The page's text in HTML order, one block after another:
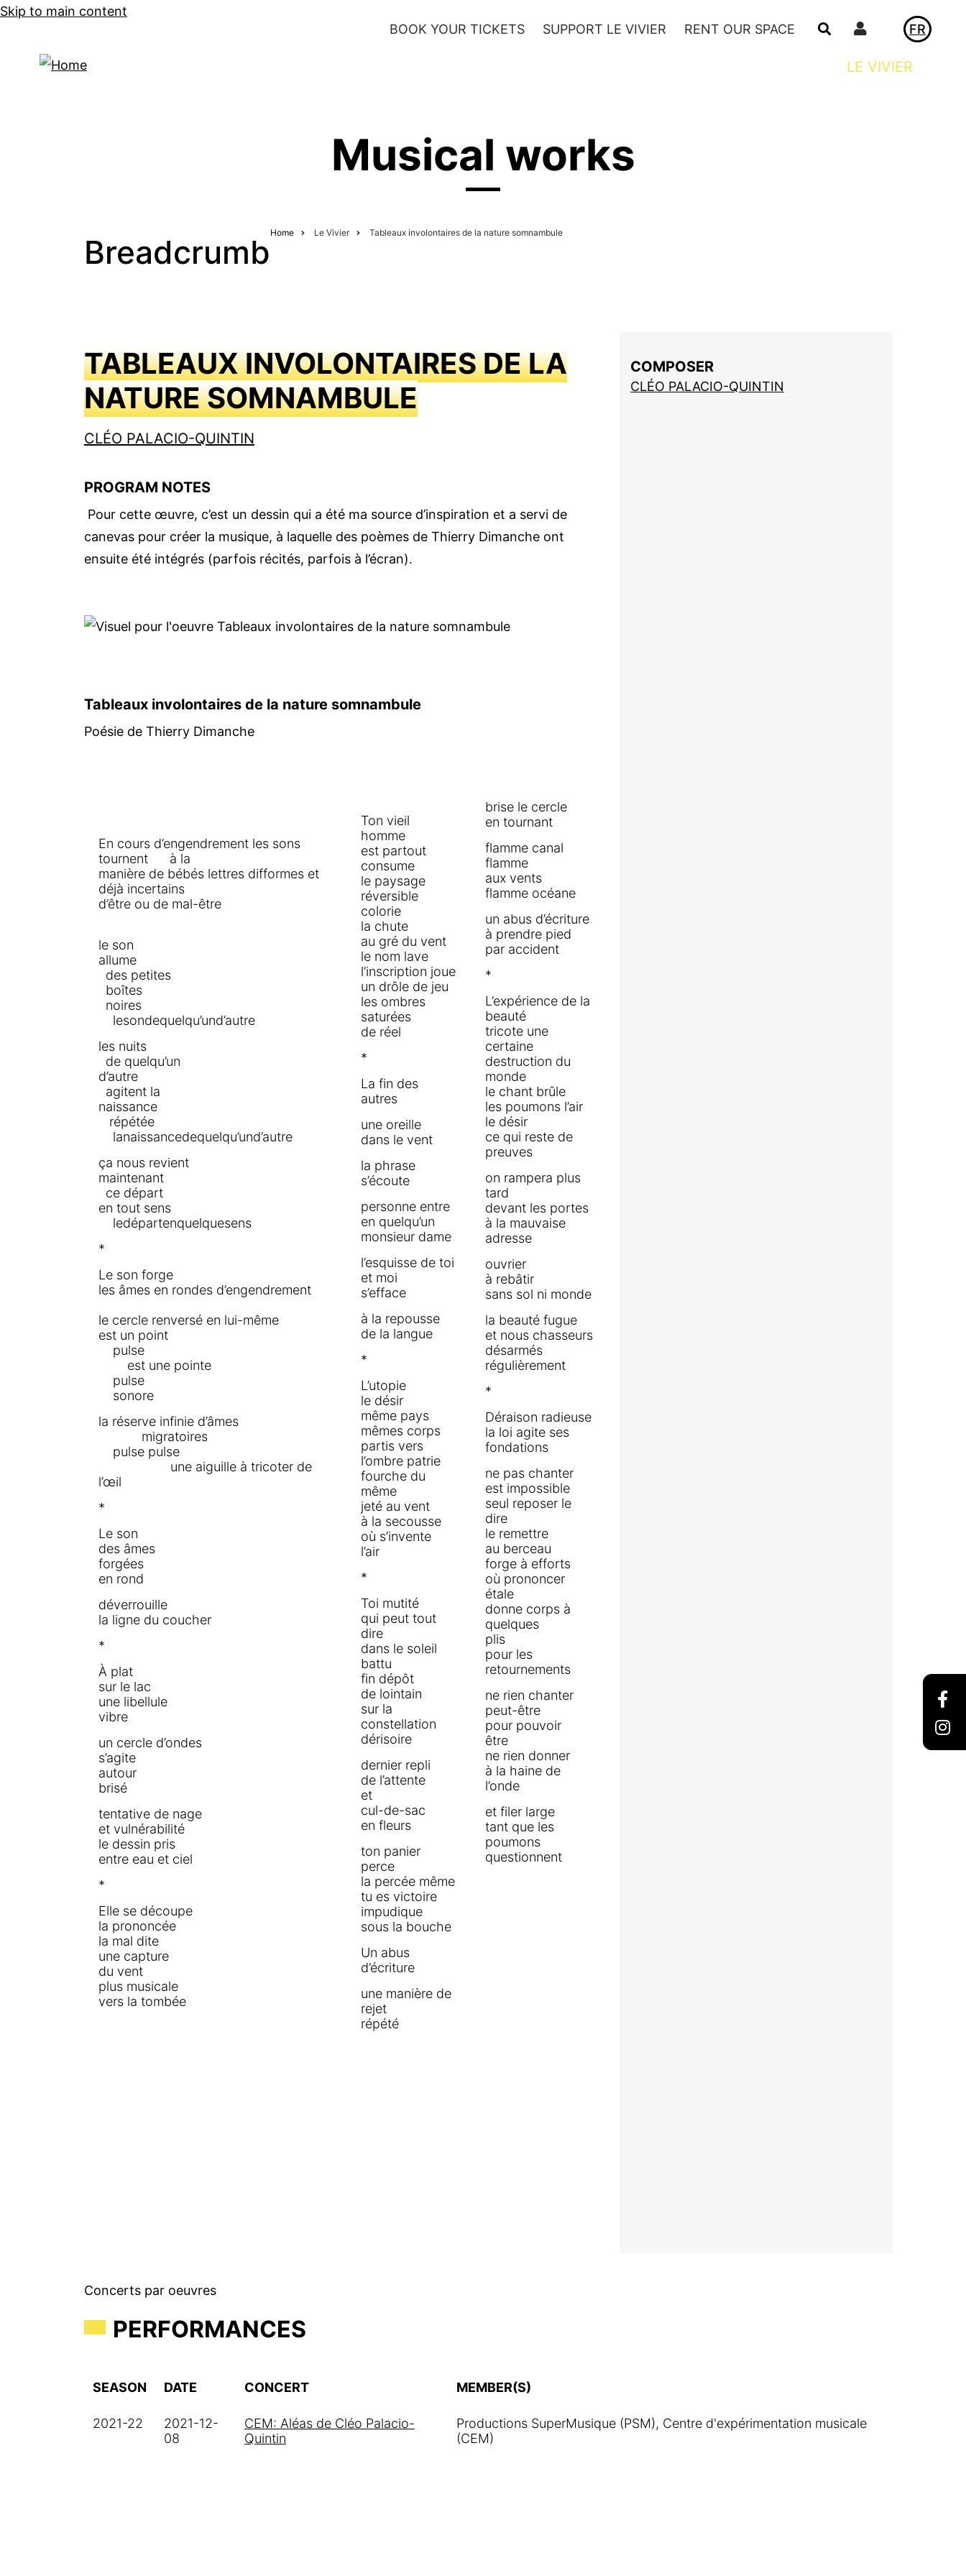
Skip to main content
BOOK YOUR TICKETS
SUPPORT LE VIVIER RENT OUR SPACE UtilisateurFR
LE VIVIER
Musical works
Breadcrumb
Home Le Vivier Tableaux involontaires de la nature somnambule
TABLEAUX INVOLONTAIRES DE LA
NATURE SOMNAMBULE
CLÉO PALACIO-QUINTIN
PROGRAM NOTES
Pour cette œuvre, c’est un dessin qui a été ma source d’inspiration et a servi de
canevas pour créer la musique, à laquelle des poèmes de Thierry Dimanche ont
ensuite été intégrés (parfois récités, parfois à l’écran).
Tableaux involontaires de la nature somnambule
Poésie de Thierry Dimanche
En cours d’engendrement les sons
tournent à la
manière de bébés lettres difformes et
déjà incertains
d’être ou de mal-être
le son
allume
des petites
boîtes
noires
lesondequelqu’und’autre
les nuits
de quelqu’un
d’autre
agitent la
naissance
répétée
lanaissancedequelqu’und’autre
ça nous revient
maintenant
ce départ
en tout sens
ledépartenquelquesens
*
Le son forge
les âmes en rondes d’engendrement
le cercle renversé en lui-même
est un point
pulse
est une pointe
pulse
sonore
la réserve infinie d’âmes
migratoires
pulse pulse
une aiguille à tricoter de
l’œil
*
Le son
des âmes
forgées
en rond
déverrouille
la ligne du coucher
*
À plat
sur le lac
une libellule
vibre
un cercle d’ondes
s’agite
autour
brisé
tentative de nage
et vulnérabilité
le dessin pris
entre eau et ciel
*
Elle se découpe
la prononcée
la mal dite
une capture
du vent
plus musicale
vers la tombée
Ton vieil
homme
est partout
consume
le paysage
réversible
colorie
la chute
au gré du vent
le nom lave
l’inscription joue
un drôle de jeu
les ombres
saturées
de réel
*
La fin des
autres
une oreille
dans le vent
la phrase
s’écoute
personne entre
en quelqu’un
monsieur dame
l’esquisse de toi
et moi
s’efface
à la repousse
de la langue
*
L’utopie
le désir
même pays
mêmes corps
partis vers
l’ombre patrie
fourche du
même
jeté au vent
à la secousse
où s’invente
l’air
*
Toi mutité
qui peut tout
dire
dans le soleil
battu
fin dépôt
de lointain
sur la
constellation
dérisoire
dernier repli
de l’attente
et
cul-de-sac
en fleurs
ton panier
perce
la percée même
tu es victoire
impudique
sous la bouche
Un abus
d’écriture
une manière de
rejet
répété
brise le cercle
en tournant
flamme canal
flamme
aux vents
flamme océane
un abus d’écriture
à prendre pied
par accident
*
L’expérience de la
beauté
tricote une
certaine
destruction du
monde
le chant brûle
les poumons l’air
le désir
ce qui reste de
preuves
on rampera plus
tard
devant les portes
à la mauvaise
adresse
ouvrier
à rebâtir
sans sol ni monde
la beauté fugue
et nous chasseurs
désarmés
régulièrement
*
Déraison radieuse
la loi agite ses
fondations
ne pas chanter
est impossible
seul reposer le
dire
le remettre
au berceau
forge à efforts
où prononcer
étale
donne corps à
quelques
plis
pour les
retournements
ne rien chanter
peut-être
pour pouvoir
être
ne rien donner
à la haine de
l’onde
et filer large
tant que les
poumons
questionnent
COMPOSER
CLÉO PALACIO-QUINTIN
Concerts par oeuvres
PERFORMANCES
SEASON DATE CONCERT MEMBER(S)
2021-22
2021-12-
08
CEM: Aléas de Cléo Palacio-
Quintin
Productions SuperMusique (PSM), Centre d'expérimentation musicale
(CEM)